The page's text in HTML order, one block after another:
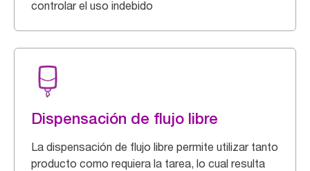
controlar el uso indebido
Dispensación de flujo libre
La dispensación de flujo libre permite utilizar tanto
producto como requiera la tarea, lo cual resulta